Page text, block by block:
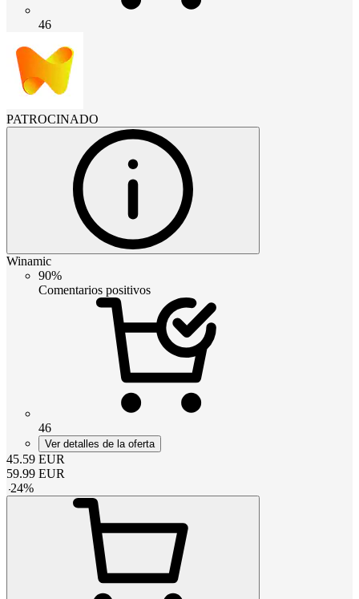
46
PATROCINADO
Winamic
90%
Comentarios positivos
46
Ver detalles de la oferta
45.59 EUR
59.99 EUR
-24%